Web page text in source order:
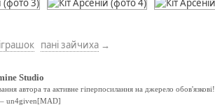
пані зайчиха→
Studio
автора та активне гіперпосилання на джерело обов'язкові!
un4given[MAD]